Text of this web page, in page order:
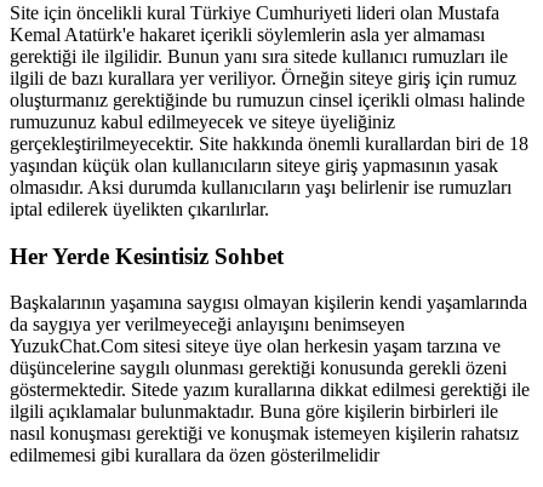
Site için öncelikli kural Türkiye Cumhuriyeti lideri olan Mustafa
Kemal Atatürk'e hakaret içerikli söylemlerin asla yer almaması
gerektiği ile ilgilidir. Bunun yanı sıra sitede kullanıcı rumuzları ile
ilgili de bazı kurallara yer veriliyor. Örneğin siteye giriş için rumuz
oluşturmanız gerektiğinde bu rumuzun cinsel içerikli olması halinde
rumuzunuz kabul edilmeyecek ve siteye üyeliğiniz
gerçekleştirilmeyecektir. Site hakkında önemli kurallardan biri de 18
yaşından küçük olan kullanıcıların siteye giriş yapmasının yasak
olmasıdır. Aksi durumda kullanıcıların yaşı belirlenir ise rumuzları
iptal edilerek üyelikten çıkarılırlar.
Her Yerde Kesintisiz Sohbet
Başkalarının yaşamına saygısı olmayan kişilerin kendi yaşamlarında
da saygıya yer verilmeyeceği anlayışını benimseyen
YuzukChat.Com sitesi siteye üye olan herkesin yaşam tarzına ve
düşüncelerine saygılı olunması gerektiği konusunda gerekli özeni
göstermektedir. Sitede yazım kurallarına dikkat edilmesi gerektiği ile
ilgili açıklamalar bulunmaktadır. Buna göre kişilerin birbirleri ile
nasıl konuşması gerektiği ve konuşmak istemeyen kişilerin rahatsız
edilmemesi gibi kurallara da özen gösterilmelidir